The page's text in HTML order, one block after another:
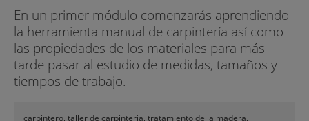
En un primer módulo comenzarás aprendiendo
la herramienta manual de carpintería así como
las propiedades de los materiales para más
tarde pasar al estudio de medidas, tamaños y
tiempos de trabajo.
carpintero, taller de carpinteria, tratamiento de la madera,